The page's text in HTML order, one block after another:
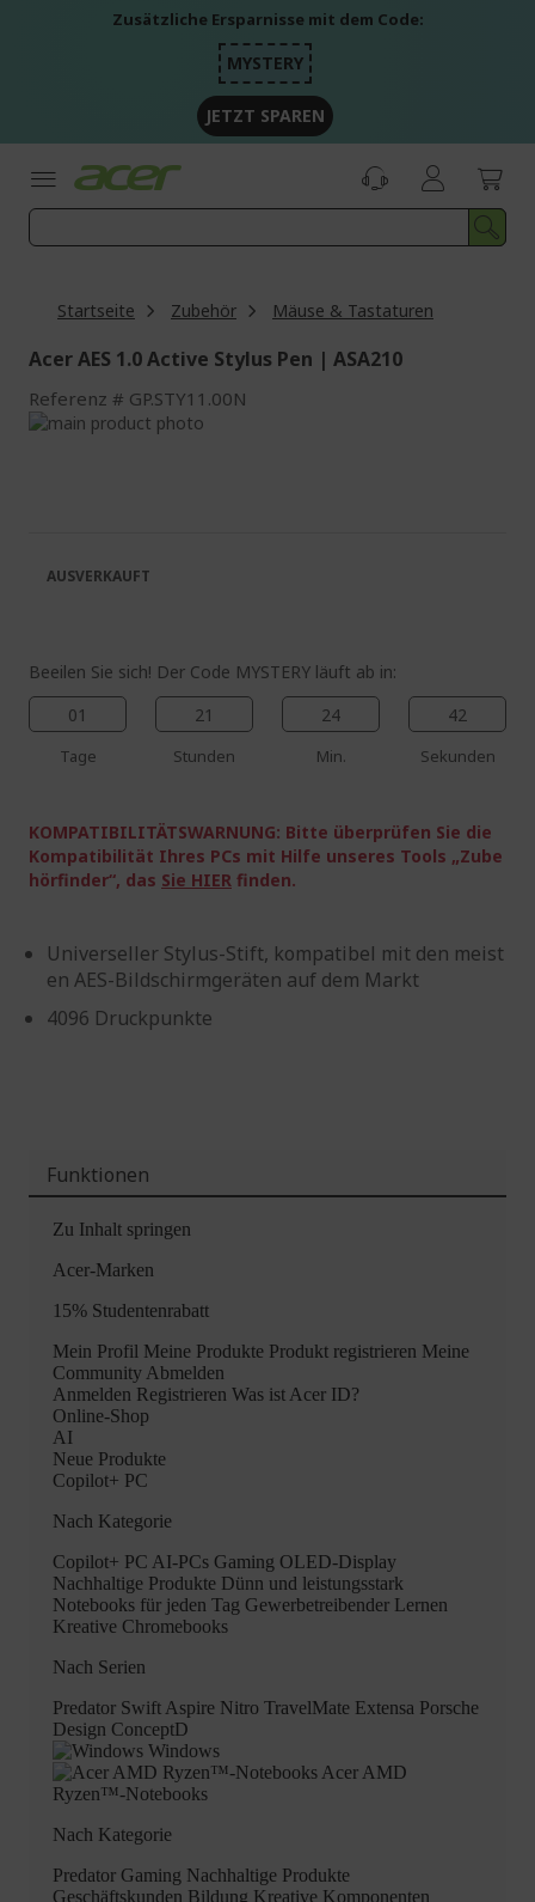
Zusätzliche Ersparnisse mit dem Code:
MYSTERY
JETZT SPAREN
Startseite Zubehör Mäuse & Tastaturen
Acer AES 1.0 Active Stylus Pen | ASA210
Referenz GP.STY11.00N
Zum
Beeilen Sie sich! Der Code MYSTERY läuft ab in:
01
Tage
21
Stunden
24
Min.
42
Sekunden
KOMPATIBILITÄTSWARNUNG: Bitte überprüfen Sie die
Kompatibilität Ihres PCs mit Hilfe unseres Tools „Zube
hörfinder“, das Sie HIER finden.
Universeller Stylus-Stift, kompatibel mit den meist
en AES-Bildschirmgeräten auf dem Markt
4096 Druckpunkte
AUSVERKAUFT
Funktionen